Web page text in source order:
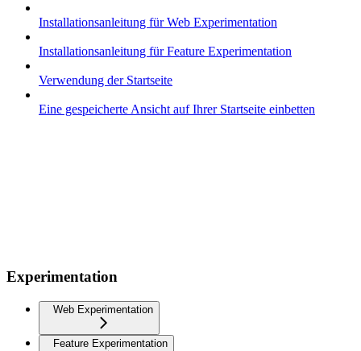
Installationsanleitung für Web Experimentation
Installationsanleitung für Feature Experimentation
Verwendung der Startseite
Eine gespeicherte Ansicht auf Ihrer Startseite einbetten
Experimentation
Web Experimentation
Feature Experimentation